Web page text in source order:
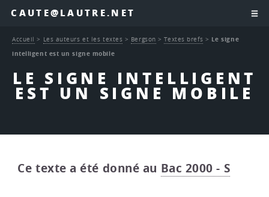
CAUTE@LAUTRE.NET
LE SIGNE INTELLIGENT
EST UN SIGNE MOBILE
Accueil > Les auteurs et les textes > Bergson >Textes brefs > Le signe
intelligent est un signe mobile
Ce texte a été donné au Bac 2000 - S